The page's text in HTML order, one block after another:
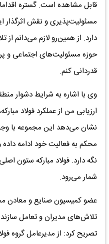
قابل مشاهده است. گستره
مسئولیت‌پذیری و نقش
دارد. از همین‌رو لازم می‌دانم
حوزه مسئولیت‌های اجتماعی و
قدردانی کنم.
وی با اشاره به شرایط دشوار
ارزیابی من از عملکرد فولاد
نشان می‌دهد این مجموعه با
محکم به فعالیت خود ادامه داده
نگه دارد. فولاد مبارکه ستون
شمار می‌رود.
عضو کمیسیون صنایع و معادن
تلاش‌های مدیران و تعامل
تصریح کرد: از مدیرعامل گروه